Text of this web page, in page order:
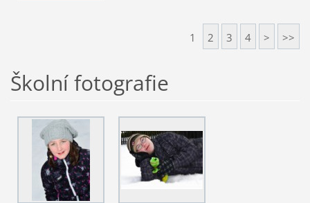
1 2 3 4 > >>
Školní fotografie